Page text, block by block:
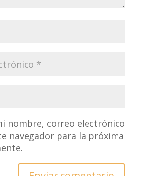
nombre, correo electrónico
navegador para la próxima